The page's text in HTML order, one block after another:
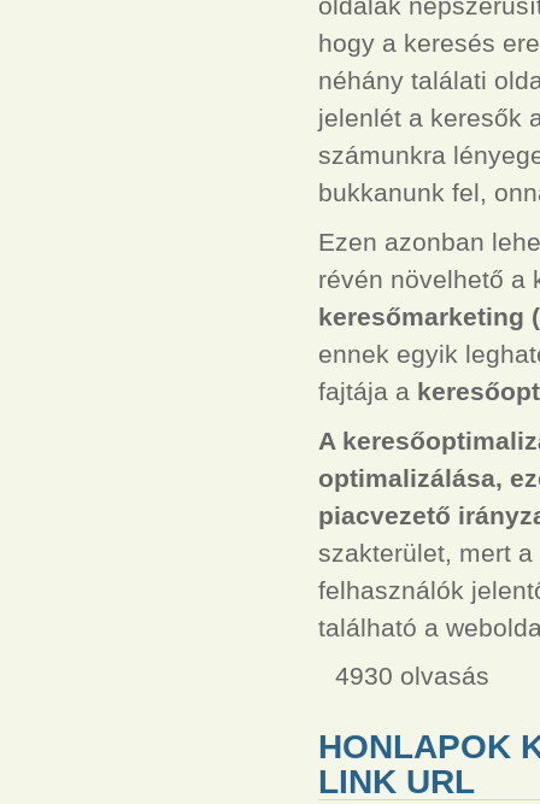
hogy a keresés
néhány találati
jelenlét a keresők
számunkra
bukkanunk fel,
Ezen azonban
révén növelhető a
keresőmarketing
ennek egyik
fajtája a
A
optimalizálása,
piacvezető
szakterület, mert
felhasználók
található a
4930 olvasás
HONLAPOK
LINK URL